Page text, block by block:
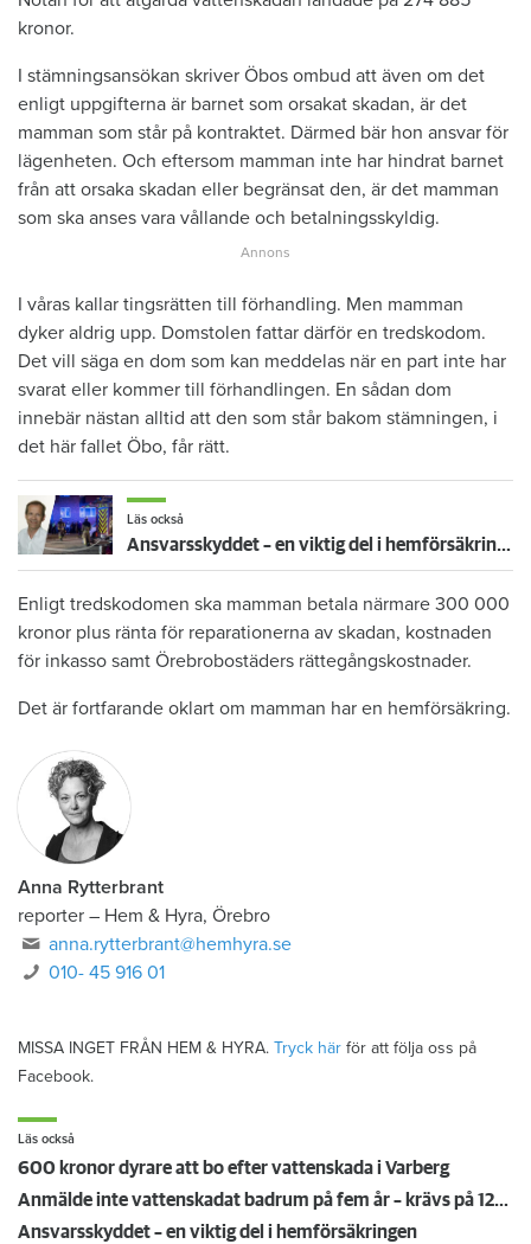
kronor.
I stämningsansökan skriver Öbos ombud att även om det
enligt uppgifterna är barnet som orsakat skadan, är det
mamman som står på kontraktet. Därmed bär hon ansvar för
lägenheten. Och eftersom mamman inte har hindrat barnet
från att orsaka skadan eller begränsat den, är det mamman
som ska anses vara vållande och betalningsskyldig.
I våras kallar tingsrätten till förhandling. Men mamman
dyker aldrig upp. Domstolen fattar därför en tredskodom.
Det vill säga en dom som kan meddelas när en part inte har
svarat eller kommer till förhandlingen. En sådan dom
innebär nästan alltid att den som står bakom stämningen, i
det här fallet Öbo, får rätt.
Läs också
Ansvarsskyddet – en viktig del i hemförsäkringen
Enligt tredskodomen ska mamman betala närmare 300 000
kronor plus ränta för reparationerna av skadan, kostnaden
för inkasso samt Örebrobostäders rättegångskostnader.
Det är fortfarande oklart om mamman har en hemförsäkring.
Anna Rytterbrant
reporter – Hem & Hyra, Örebro
anna.rytterbrant@hemhyra.se
010- 45 916 01
MISSA INGET FRÅN HEM & HYRA. Tryck här för att följa oss på
Facebook.
Läs också
600 kronor dyrare att bo efter vattenskada i Varberg
Anmälde inte vattenskadat badrum på fem år – krävs på 125 000 kronor
Ansvarsskyddet – en viktig del i hemförsäkringen